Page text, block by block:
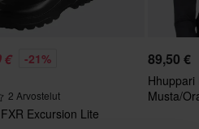
€ -21%
2 Arvostelut
Excursion Lite
89,50 €
Hhuppari
Musta/